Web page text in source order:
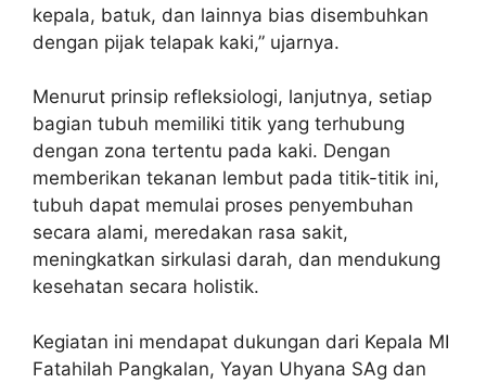
kepala, batuk, dan lainnya bias disembuhkan
dengan pijak telapak kaki,” ujarnya.
Menurut prinsip refleksiologi, lanjutnya, setiap
bagian tubuh memiliki titik yang terhubung
dengan zona tertentu pada kaki. Dengan
memberikan tekanan lembut pada titik-titik ini,
tubuh dapat memulai proses penyembuhan
secara alami, meredakan rasa sakit,
meningkatkan sirkulasi darah, dan mendukung
kesehatan secara holistik.
Kegiatan ini mendapat dukungan dari Kepala MI
Fatahilah Pangkalan, Yayan Uhyana SAg dan